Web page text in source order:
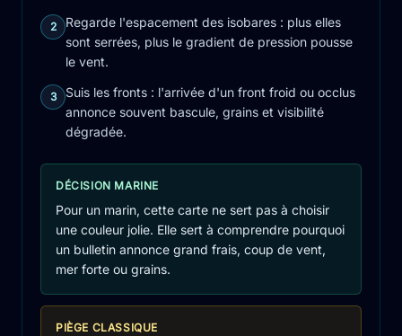
2
Regarde l'espacement des isobares : plus elles
sont serrées, plus le gradient de pression pousse
le vent.
3
Suis les fronts : l'arrivée d'un front froid ou occlus
annonce souvent bascule, grains et visibilité
dégradée.
DÉCISION MARINE
Pour un marin, cette carte ne sert pas à choisir
une couleur jolie. Elle sert à comprendre pourquoi
un bulletin annonce grand frais, coup de vent,
mer forte ou grains.
PIÈGE CLASSIQUE